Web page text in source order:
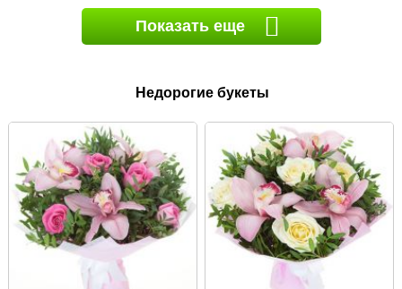
Показать еще
Недорогие букеты